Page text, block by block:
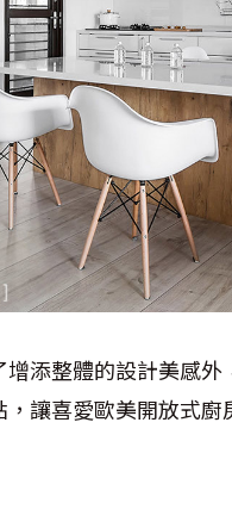
添整體的設計美感
讓喜愛歐美開放式